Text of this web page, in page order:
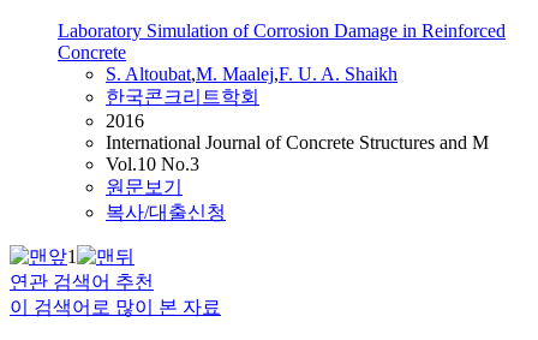
Laboratory Simulation of Corrosion Damage in Reinforced
Concrete
S. Altoubat,M. Maalej,F. U. A. Shaikh
한국콘크리트학회
2016
International Journal of Concrete Structures and M
Vol.10 No.3
원문보기
복사/대출신청
1
연관 검색어 추천
이 검색어로 많이 본 자료